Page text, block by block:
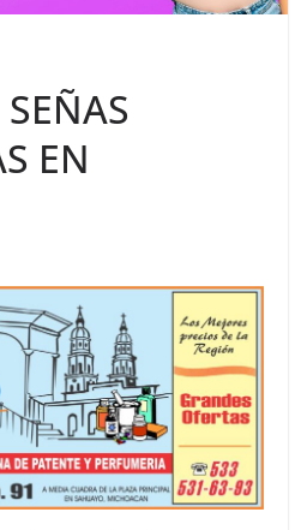
EN